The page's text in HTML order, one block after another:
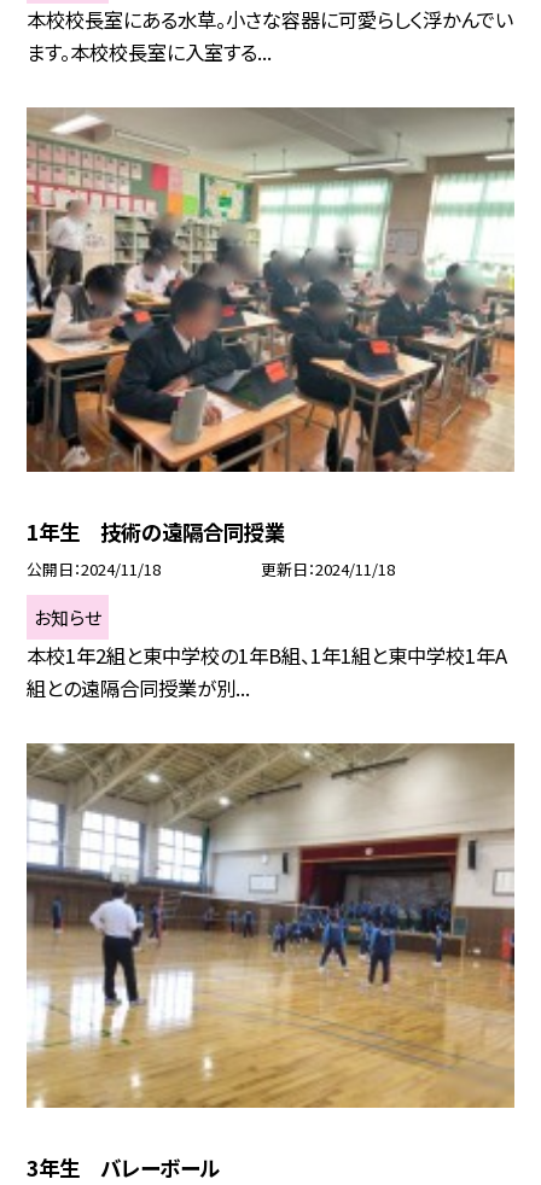
本校校長室にある水草。小さな容器に可愛らしく浮かんでい
ます。本校校長室に入室する...
1年生 技術の遠隔合同授業
公開日 2024/11/18 更新日 2024/11/18
お知らせ
本校1年2組と東中学校の1年B組、1年1組と東中学校1年A
組との遠隔合同授業が別...
3年生 バレーボール